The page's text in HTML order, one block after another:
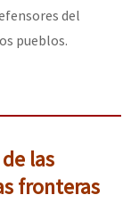
del
pueblos.
las
fronteras